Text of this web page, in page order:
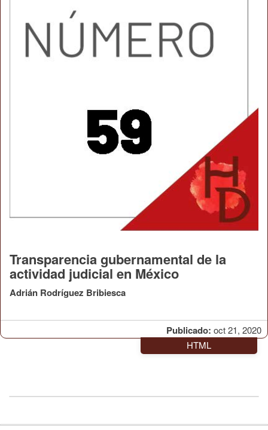
Publicado: oct 21, 2020
Transparencia gubernamental de la
actividad judicial en México
Adrián Rodríguez Bribiesca
HTML